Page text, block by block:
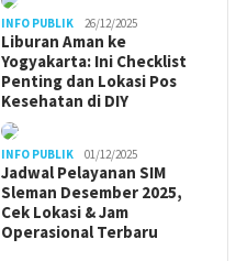
INFO PUBLIK 26/12/2025
Liburan Aman ke
Yogyakarta: Ini Checklist
Penting dan Lokasi Pos
Kesehatan di DIY
INFO PUBLIK 01/12/2025
Jadwal Pelayanan SIM
Sleman Desember 2025,
Cek Lokasi & Jam
Operasional Terbaru